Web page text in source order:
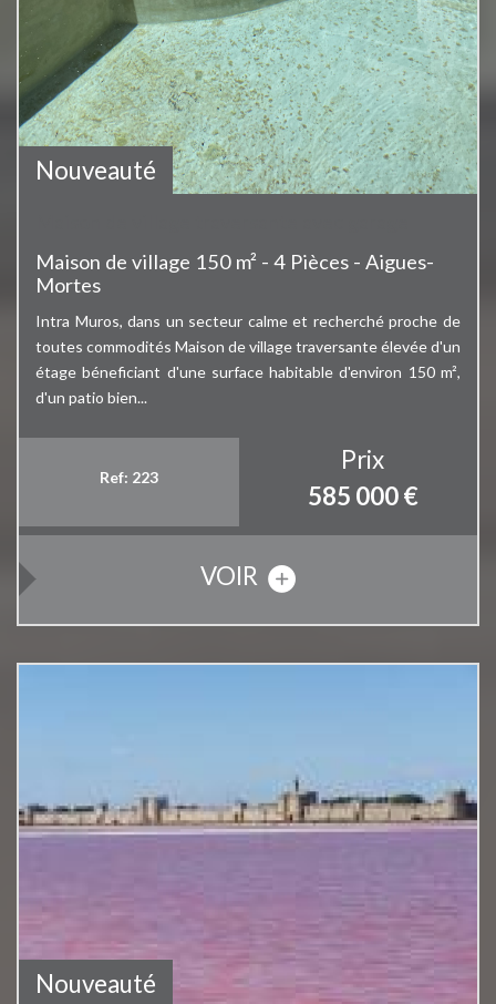
Bien vendu
Nouveauté
Maison de village 150 m² - 4 Pièces - Aigues-
Mortes
Intra Muros, dans un secteur calme et recherché proche de
toutes commodités Maison de village traversante élevée d'un
étage béneficiant d'une surface habitable d'environ 150 m²,
d'un patio bien...
Ref: 223
Prix
585 000 €
VOIR
Bien vendu
Nouveauté